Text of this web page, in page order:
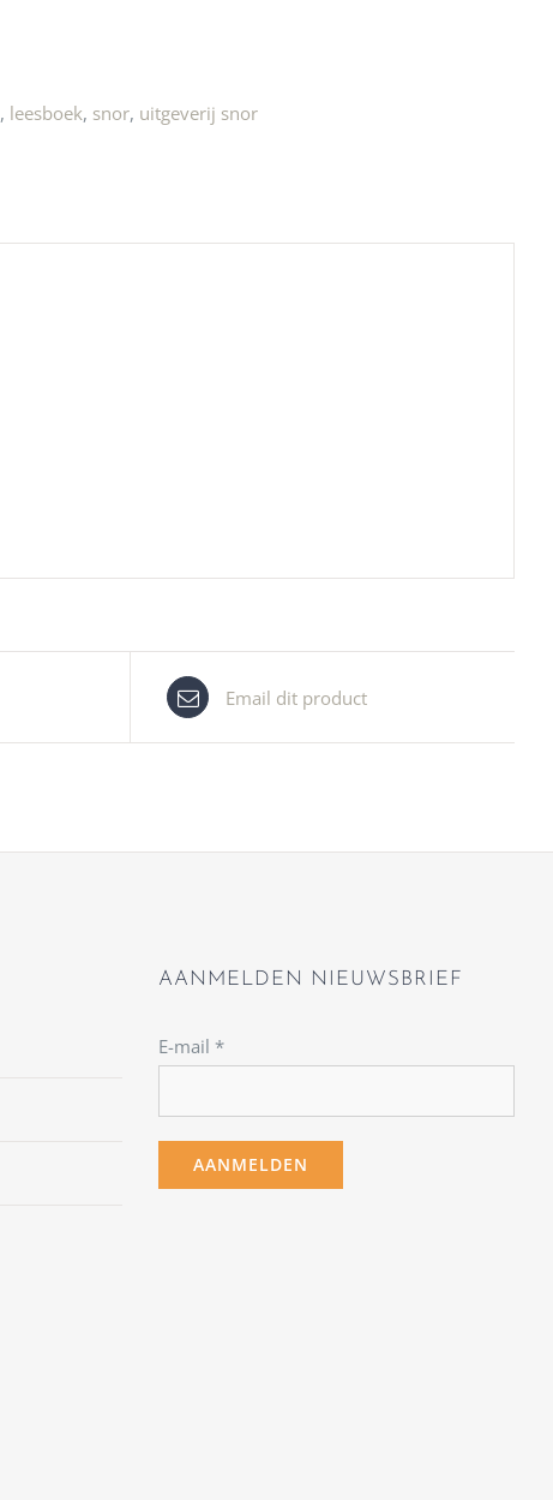
, leesboek, snor, uitgeverij snor
Email dit product
AANMELDEN NIEUWSBRIEF
E-mail *